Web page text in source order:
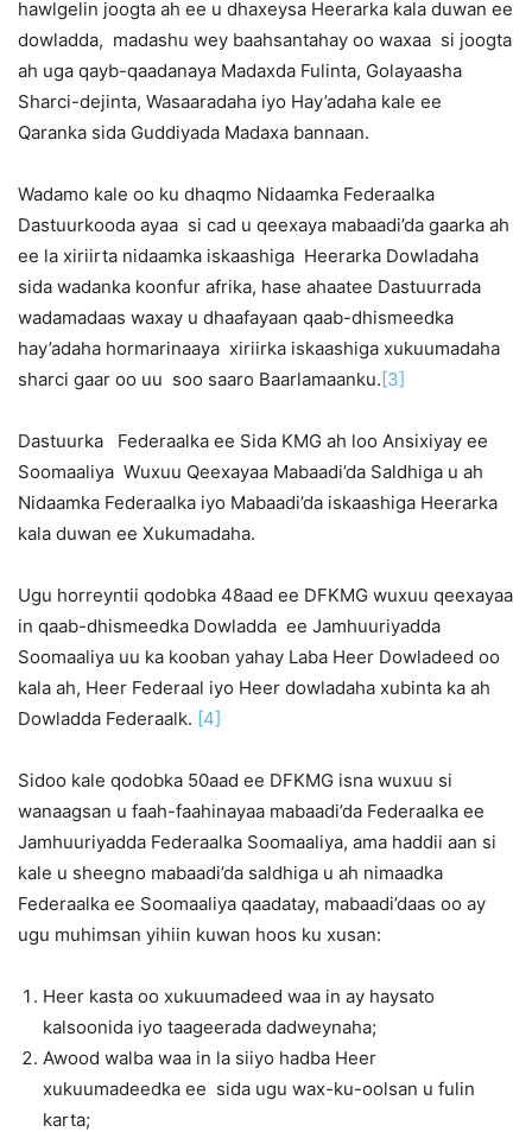
hawlgelin joogta ah ee u dhaxeysa Heerarka kala duwan ee
dowladda, madashu wey baahsantahay oo waxaa si joogta
ah uga qayb-qaadanaya Madaxda Fulinta, Golayaasha
Sharci-dejinta, Wasaaradaha iyo Hay’adaha kale ee
Qaranka sida Guddiyada Madaxa bannaan.
Wadamo kale oo ku dhaqmo Nidaamka Federaalka
Dastuurkooda ayaa si cad u qeexaya mabaadi’da gaarka ah
ee la xiriirta nidaamka iskaashiga Heerarka Dowladaha
sida wadanka koonfur afrika, hase ahaatee Dastuurrada
wadamadaas waxay u dhaafayaan qaab-dhismeedka
hay’adaha hormarinaaya xiriirka iskaashiga xukuumadaha
sharci gaar oo uu soo saaro Baarlamaanku.[3]
Dastuurka Federaalka ee Sida KMG ah loo Ansixiyay ee
Soomaaliya Wuxuu Qeexayaa Mabaadi’da Saldhiga u ah
Nidaamka Federaalka iyo Mabaadi’da iskaashiga Heerarka
kala duwan ee Xukumadaha.
Ugu horreyntii qodobka 48aad ee DFKMG wuxuu qeexayaa
in qaab-dhismeedka Dowladda ee Jamhuuriyadda
Soomaaliya uu ka kooban yahay Laba Heer Dowladeed oo
kala ah, Heer Federaal iyo Heer dowladaha xubinta ka ah
Dowladda Federaalk. [4]
Sidoo kale qodobka 50aad ee DFKMG isna wuxuu si
wanaagsan u faah-faahinayaa mabaadi’da Federaalka ee
Jamhuuriyadda Federaalka Soomaaliya, ama haddii aan si
kale u sheegno mabaadi’da saldhiga u ah nimaadka
Federaalka ee Soomaaliya qaadatay, mabaadi’daas oo ay
ugu muhimsan yihiin kuwan hoos ku xusan:
Heer kasta oo xukuumadeed waa in ay haysato
kalsoonida iyo taageerada dadweynaha;
Awood walba waa in la siiyo hadba Heer
xukuumadeedka ee sida ugu wax-ku-oolsan u fulin
karta;